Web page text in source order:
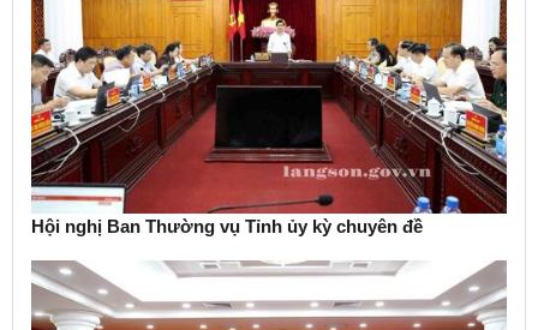
Hội nghị Ban Thường vụ Tỉnh ủy kỳ chuyên đề